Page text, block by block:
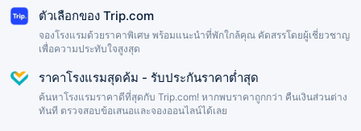
ตัวเลือกของ Trip.com
จองโรงแรมด้วยราคาพิเศษ พร้อมแนะนำที่พักใกล้คุณ คัดสรรโดยผู้เชี่ยวชาญ
เพื่อความประทับใจสูงสุด
ราคาโรงแรมสุดค้ม - รับประกันราคาต่ำสุด
ค้นหาโรงแรมราคาดีที่สุดกับ Trip.com! หากพบราคาถูกกว่า คืนเงินส่วนต่าง
ทันที ตรวจสอบข้อเสนอและจองออนไลน์ได้เลย